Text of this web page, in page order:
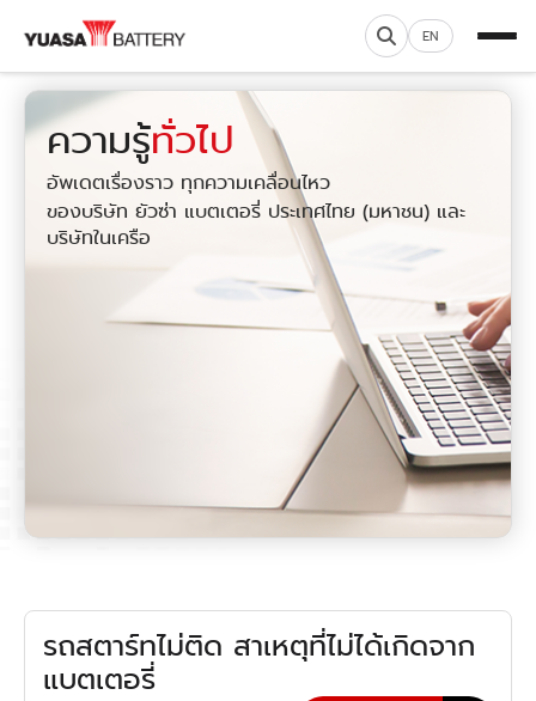
EN
ความรู้ทั่วไป
อัพเดตเรื่องราว ทุกความเคลื่อนไหว
ของบริษัท ยัวซ่า แบตเตอรี่ ประเทศไทย (มหาชน) และ
บริษัทในเครือ
รถสตาร์ทไม่ติด สาเหตุที่ไม่ได้เกิดจาก
แบตเตอรี่